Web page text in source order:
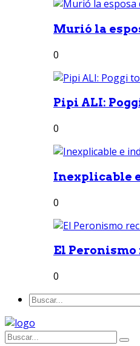
Murió la
0
Pipi ALI:
0
Inexplicable
0
El Peronismo
0